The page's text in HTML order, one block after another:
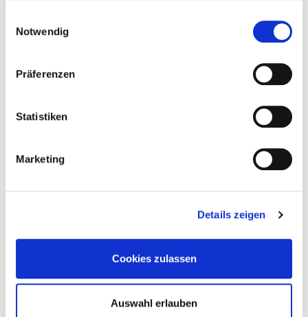
Notwendig
Präferenzen
Statistiken
Marketing
Details zeigen
Cookies zulassen
Auswahl erlauben